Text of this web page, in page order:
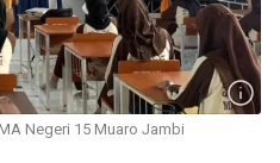
Negeri 15 Muaro Jambi